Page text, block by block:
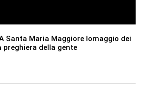
Santa Maria Maggiore lomaggio dei
preghiera della gente